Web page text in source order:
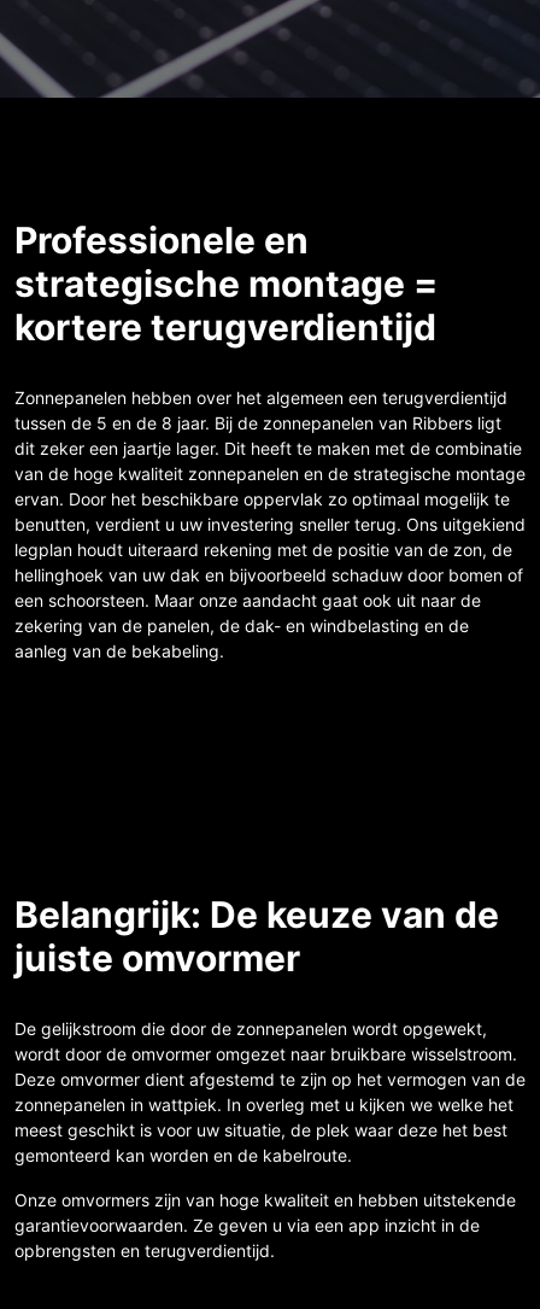
Professionele en
strategische montage =
kortere terugverdientijd
Zonnepanelen hebben over het algemeen een terugverdientijd
tussen de 5 en de 8 jaar. Bij de zonnepanelen van Ribbers ligt
dit zeker een jaartje lager. Dit heeft te maken met de combinatie
van de hoge kwaliteit zonnepanelen en de strategische montage
ervan. Door het beschikbare oppervlak zo optimaal mogelijk te
benutten, verdient u uw investering sneller terug. Ons uitgekiend
legplan houdt uiteraard rekening met de positie van de zon, de
hellinghoek van uw dak en bijvoorbeeld schaduw door bomen of
een schoorsteen. Maar onze aandacht gaat ook uit naar de
zekering van de panelen, de dak- en windbelasting en de
aanleg van de bekabeling.
Belangrijk: De keuze van de
juiste omvormer
De gelijkstroom die door de zonnepanelen wordt opgewekt,
wordt door de omvormer omgezet naar bruikbare wisselstroom.
Deze omvormer dient afgestemd te zijn op het vermogen van de
zonnepanelen in wattpiek. In overleg met u kijken we welke het
meest geschikt is voor uw situatie, de plek waar deze het best
gemonteerd kan worden en de kabelroute.
Onze omvormers zijn van hoge kwaliteit en hebben uitstekende
garantievoorwaarden. Ze geven u via een app inzicht in de
opbrengsten en terugverdientijd.